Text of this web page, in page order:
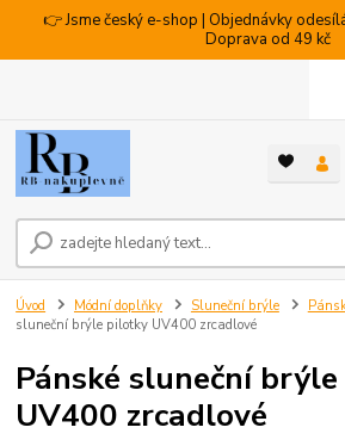
👉 Jsme český e-shop | Objednávky
Doprava od 49 kč
Úvod Módní doplňky Sluneční brýle
sluneční brýle pilotky UV400 zrcadlové
Pánské sluneční
UV400 zrcadlové